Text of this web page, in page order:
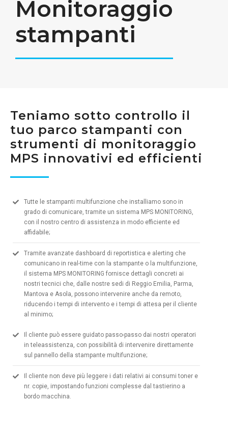
Monitoraggio
stampanti
Teniamo sotto controllo il
tuo parco stampanti con
strumenti di monitoraggio
MPS innovativi ed efficienti
Tutte le stampanti multifunzione che installiamo sono in
grado di comunicare, tramite un sistema MPS MONITORING,
con il nostro centro di assistenza in modo efficiente ed
affidabile;
Tramite avanzate dashboard di reportistica e alerting che
comunicano in real-time con la stampante o la multifunzione,
il sistema MPS MONITORING fornisce dettagli concreti ai
nostri tecnici che, dalle nostre sedi di Reggio Emilia, Parma,
Mantova e Asola, possono intervenire anche da remoto,
riducendo i tempi di intervento e i tempi di attesa per il cliente
al minimo;
Il cliente può essere guidato passo-passo dai nostri operatori
in teleassistenza, con possibilità di intervenire direttamente
sul pannello della stampante multifunzione;
Il cliente non deve più leggere i dati relativi ai consumi toner e
nr. copie, impostando funzioni complesse dal tastierino a
bordo macchina.